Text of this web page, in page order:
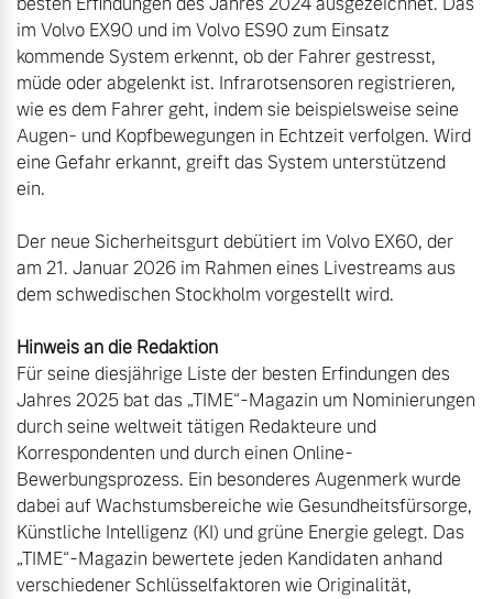
im Volvo EX90 und im Volvo ES90 zum Einsatz
kommende System erkennt, ob der Fahrer gestresst,
müde oder abgelenkt ist. Infrarotsensoren registrieren,
wie es dem Fahrer geht, indem sie beispielsweise seine
Augen- und Kopfbewegungen in Echtzeit verfolgen. Wird
eine Gefahr erkannt, greift das System unterstützend
Der neue Sicherheitsgurt debütiert im Volvo EX60, der
am 21. Januar 2026 im Rahmen eines Livestreams aus
Hinweis an die Redaktion
Für seine diesjährige Liste der besten Erfindungen des
Jahres 2025 bat das „TIME“-Magazin um Nominierungen
durch seine weltweit tätigen Redakteure und
Korrespondenten und durch einen Online-
Bewerbungsprozess. Ein besonderes Augenmerk wurde
dabei auf Wachstumsbereiche wie Gesundheitsfürsorge,
Künstliche Intelligenz (KI) und grüne Energie gelegt. Das
„TIME“-Magazin bewertete jeden Kandidaten anhand
verschiedener Schlüsselfaktoren wie Originalität,